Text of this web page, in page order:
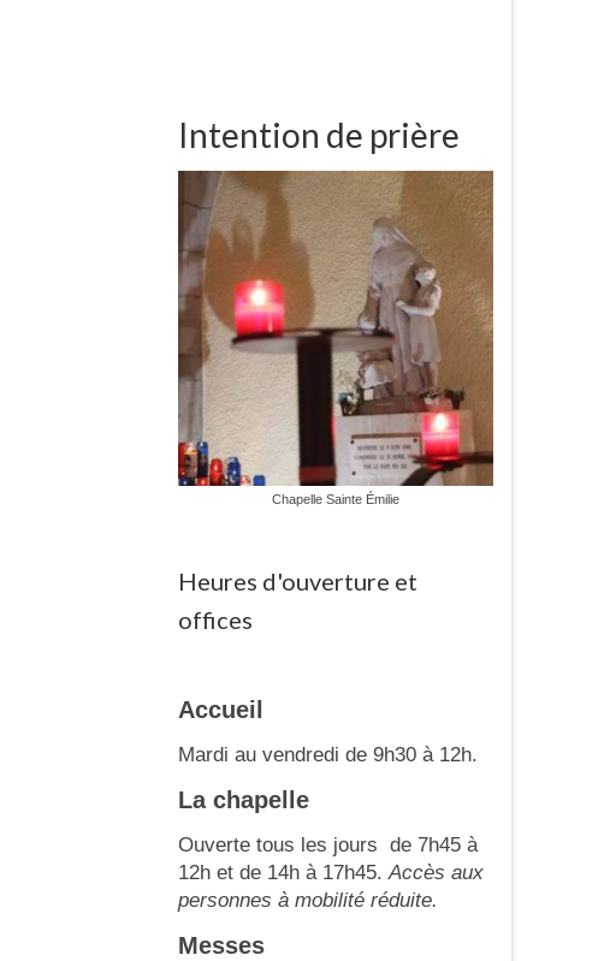
Intention de prière
Chapelle Sainte Émilie
Heures d'ouverture et
offices
Accueil
Mardi au vendredi de 9h30 à 12h.
La chapelle
Ouverte tous les jours de 7h45 à
12h et de 14h à 17h45.Accès aux
personnes à mobilité réduite.
Messes